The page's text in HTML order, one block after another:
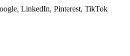
LinkedIn, Pinterest, TikTok